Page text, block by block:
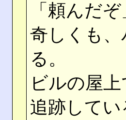
「頼んだぞ
奇しくも
る。
ビルの屋
追跡して